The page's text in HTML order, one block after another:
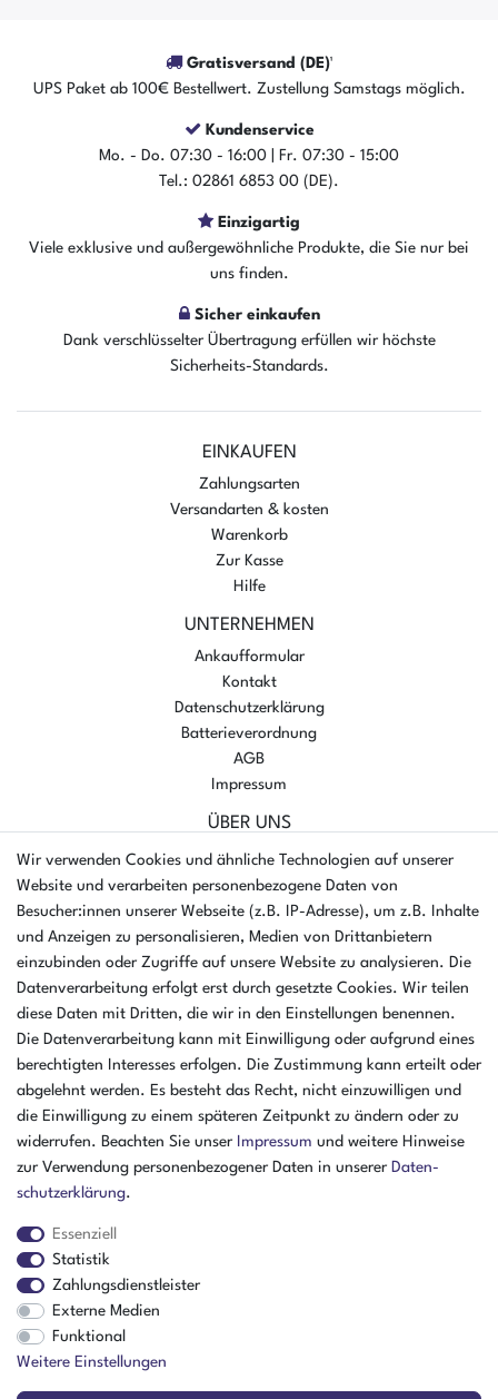
Gratisversand (DE)¹
UPS Paket ab 100€ Bestellwert. Zustellung Samstags möglich.
Kundenservice
Mo. - Do. 07:30 - 16:00 | Fr. 07:30 - 15:00
Tel.: 02861 6853 00 (DE).
Einzigartig
Viele exklusive und außergewöhnliche Produkte, die Sie nur bei
uns finden.
Sicher einkaufen
Dank verschlüsselter Übertragung erfüllen wir höchste
Sicherheits-Standards.
EINKAUFEN
Zahlungsarten
Versandarten & kosten
Warenkorb
Zur Kasse
Hilfe
UNTERNEHMEN
Ankaufformular
Kontakt
Datenschutzerklärung
Batterieverordnung
AGB
Impressum
ÜBER UNS
AMIKON GMBH
Einsteinstr. 8a
46325 Borken
Deutschland
Öffnungszeiten Montag - Donnerstag
07:30 - 16:00 Uhr
Öffnungszeiten Freitag
07:30 - 15:00 Uhr
Wir verwenden Cookies und ähnliche Technologien auf unserer
Website und verarbeiten personenbezogene Daten von
Besucher:innen unserer Webseite (z.B. IP-Adresse), um z.B. Inhalte
und Anzeigen zu personalisieren, Medien von Drittanbietern
einzubinden oder Zugriffe auf unsere Website zu analysieren. Die
Datenverarbeitung erfolgt erst durch gesetzte Cookies. Wir teilen
diese Daten mit Dritten, die wir in den Einstellungen benennen.
Die Datenverarbeitung kann mit Einwilligung oder aufgrund eines
berechtigten Interesses erfolgen. Die Zustimmung kann erteilt oder
abgelehnt werden. Es besteht das Recht, nicht einzuwilligen und
die Einwilligung zu einem späteren Zeitpunkt zu ändern oder zu
widerrufen. Beachten Sie unser Impressum und weitere Hinweise
zur Verwendung personenbezogener Daten in unserer Daten­
schutz­erklärung.
Essenziell
Statistik
Zahlungsdienstleister
Externe Medien
Funktional
Weitere Einstellungen